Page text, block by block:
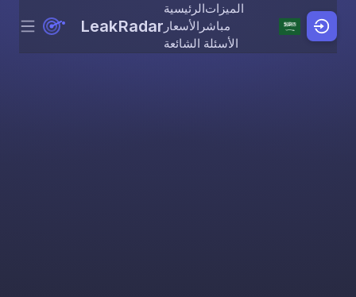
Skip to content
Menu LeakRadar
الرئيسيةالميزات
الأسعار مباشر
الأسئلة الشائعة